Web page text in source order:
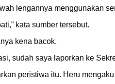
lengannya menggunakan
kata sumber tersebut.
kena bacok.
sudah saya laporkan ke
peristiwa itu. Heru